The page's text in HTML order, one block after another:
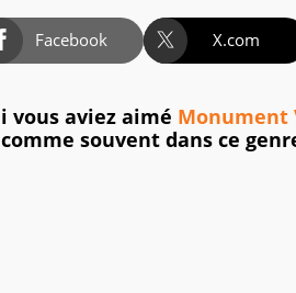
Facebook X.com
i vous aviez aimé Monument
comme souvent dans ce